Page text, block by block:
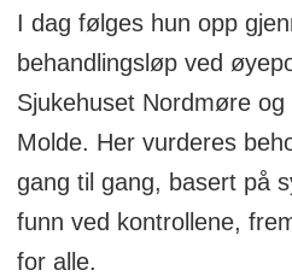
I dag følges hun opp
behandlingsløp ved
Sjukehuset Nordmøre
Molde. Her vurderes
gang til gang, basert på
funn ved kontrollene,
for alle.